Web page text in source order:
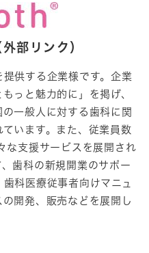
外部リンク）
供する企業様です。企業
っと魅力的に」を掲げ、
一般人に対する歯科に関
います。また、従業員数
な支援サービスを展開され
歯科の新規開業のサポー
科医療従事者向けマニュ
開発、販売などを展開し